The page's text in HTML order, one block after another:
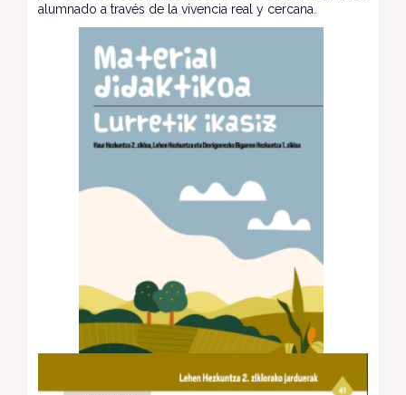
alumnado a través de la vivencia real y cercana.